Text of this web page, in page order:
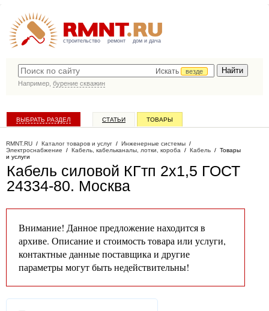
строительство ремонт дом и дача
Искать
везде
Например, бурение скважин
ВЫБРАТЬ РАЗДЕЛ СТАТЬИ ТОВАРЫ
RMNT.RU / Каталог товаров и услуг / Инженерные системы /
Электроснабжение / Кабель, кабельканалы, лотки, короба / Кабель / Товары
и услуги
Кабель силовой КГтп 2х1,5 ГОСТ
24334-80. Москва
Внимание! Данное предложение находится в
архиве. Описание и стоимость товара или услуги,
контактные данные поставщика и другие
параметры могут быть недействительны!